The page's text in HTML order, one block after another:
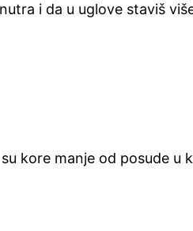
i da u uglove staviš
kore manje od posude u